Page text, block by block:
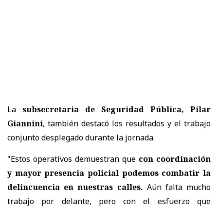
La subsecretaria de Seguridad Pública, Pilar
Giannini, también destacó los resultados y el trabajo
conjunto desplegado durante la jornada.
"Estos operativos demuestran que con coordinación
y mayor presencia policial podemos combatir la
delincuencia en nuestras calles. Aún falta mucho
trabajo por delante, pero con el esfuerzo que